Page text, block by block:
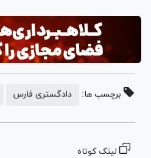
برچسب ها: دادگستری فارس
لینک کوتاه